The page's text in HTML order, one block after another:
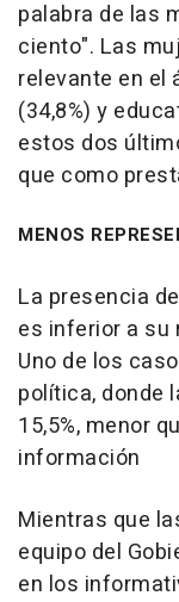
palabra de las
ciento". Las
relevante en el
(34,8%) y
estos dos
que como
MENOS
La presencia
es inferior a su
Uno de los
política, donde
15,5%, menor
información
Mientras que
equipo del
en los